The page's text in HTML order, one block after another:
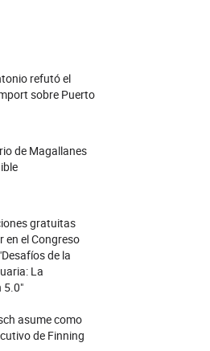
refutó el
sobre Puerto
de Magallanes
gratuitas
en el Congreso
de la
La
5.0"
asume como
de Finning